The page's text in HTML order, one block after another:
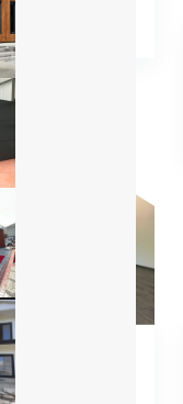
350cmx1200cm
2+1 TAŞINABİLİR